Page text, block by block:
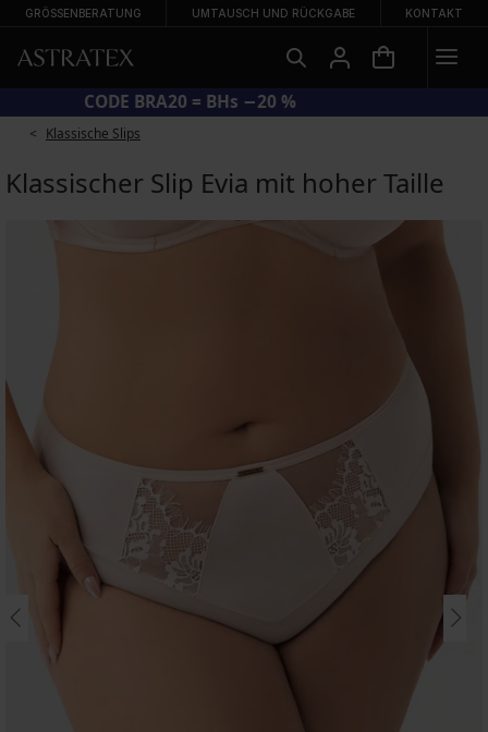
GRÖSSENBERATUNG UMTAUSCH UND RÜCKGABE KONTAKT
CODE BRA20 = BHs −20 %
Klassische Slips
Klassischer Slip Evia mit hoher Taille